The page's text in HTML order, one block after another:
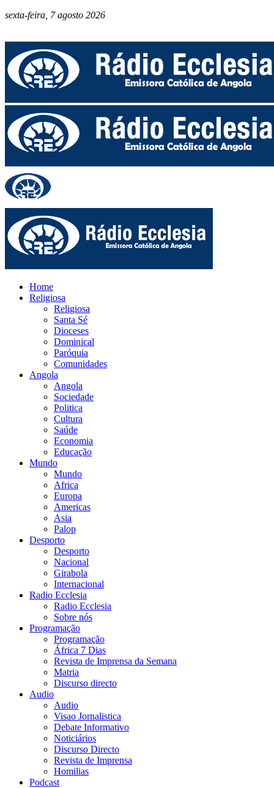
sexta-feira, 7 agosto 2026
Home
Religiosa
Religiosa
Santa Sé
Dioceses
Dominical
Paróquia
Comunidades
Angola
Angola
Sociedade
Politica
Cultura
Saúde
Economia
Educação
Mundo
Mundo
Africa
Europa
Americas
Asia
Palop
Desporto
Desporto
Nacional
Girabola
Internacional
Radio Ecclesia
Radio Ecclesia
Sobre nós
Programação
Programação
África 7 Dias
Revista de Imprensa da Semana
Matria
Discurso directo
Audio
Audio
Visao Jornalistica
Debate Informativo
Noticiários
Discurso Directo
Revista de Imprensa
Homilias
Podcast